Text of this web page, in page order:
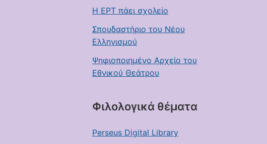
Η ΕΡΤ πάει σχολείο
Σπουδαστήριο του Νέου
Ελληνισμού
Ψηφιοποιημένο Αρχείο του
Εθνικού Θεάτρου
Φιλολογικά θέματα
Perseus Digital Library